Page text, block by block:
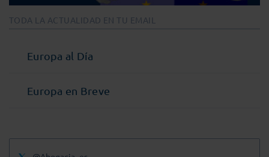
TODA LA ACTUALIDAD EN TU EMAIL
Europa al Día
Europa en Breve